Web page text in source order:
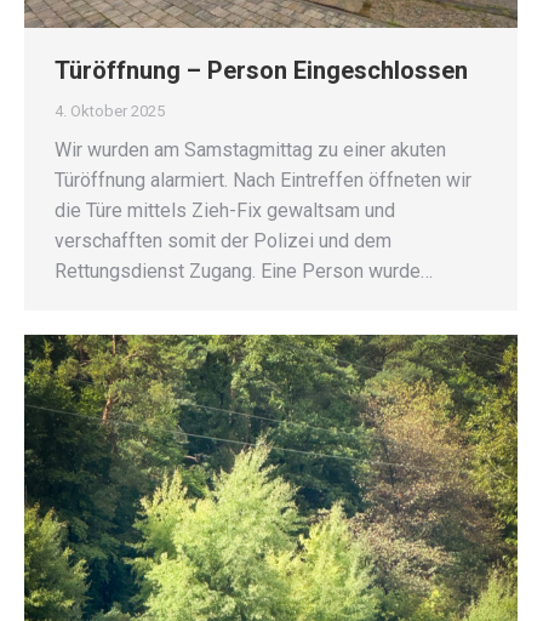
Türöffnung – Person Eingeschlossen
4. Oktober 2025
Wir wurden am Samstagmittag zu einer akuten
Türöffnung alarmiert. Nach Eintreffen öffneten wir
die Türe mittels Zieh-Fix gewaltsam und
verschafften somit der Polizei und dem
Rettungsdienst Zugang. Eine Person wurde…